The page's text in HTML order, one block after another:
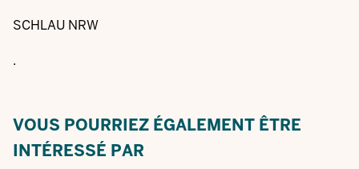
SCHLAU NRW
.
VOUS POURRIEZ ÉGALEMENT ÊTRE
INTÉRESSÉ PAR